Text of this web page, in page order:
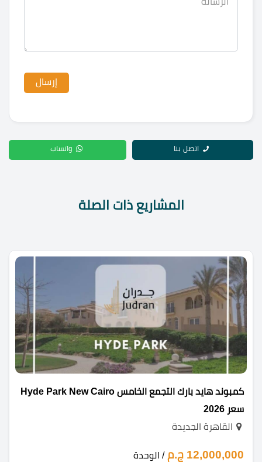
اتصل بنا واتساب
المشاريع ذات الصلة
كمبوند هايد بارك التجمع الخامس Hyde Park New Cairo
سعر 2026
القاهرة الجديدة
12,000,000 ج.م / الوحدة